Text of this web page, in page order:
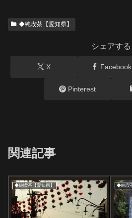
◆純喫茶【愛知県】
シェアする
X Facebook
Pinterest
関連記事
◆純喫茶【愛知県】 ◆純喫